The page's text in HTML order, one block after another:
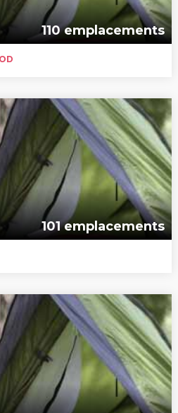
110 emplacements
101 emplacements